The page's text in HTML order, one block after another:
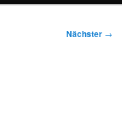
Nächster →